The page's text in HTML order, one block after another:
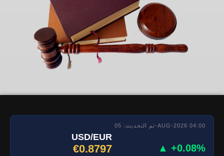
تم التحديث: 05-AUG-2026 04:00
USD/EUR
€0.8797 ▲ +0.08%